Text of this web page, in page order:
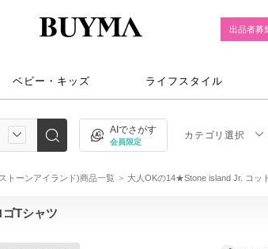
出品者募
ベビー・キッズ ライフスタイル
AIでさがす
会員限定
カテゴリ選択
トーンアイランド)商品一覧 大人OKの14★Stone island Jr. コッ
Tシャツ